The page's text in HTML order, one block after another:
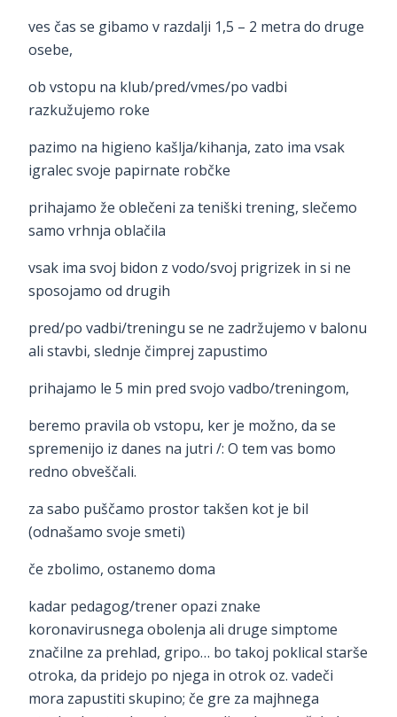
ves čas se gibamo v razdalji 1,5 – 2 metra do druge
osebe,
ob vstopu na klub/pred/vmes/po vadbi
razkužujemo roke
pazimo na higieno kašlja/kihanja, zato ima vsak
igralec svoje papirnate robčke
prihajamo že oblečeni za teniški trening, slečemo
samo vrhnja oblačila
vsak ima svoj bidon z vodo/svoj prigrizek in si ne
sposojamo od drugih
pred/po vadbi/treningu se ne zadržujemo v balonu
ali stavbi, slednje čimprej zapustimo
prihajamo le 5 min pred svojo vadbo/treningom,
beremo pravila ob vstopu, ker je možno, da se
spremenijo iz danes na jutri /: O tem vas bomo
redno obveščali.
za sabo puščamo prostor takšen kot je bil
(odnašamo svoje smeti)
če zbolimo, ostanemo doma
kadar pedagog/trener opazi znake
koronavirusnega obolenja ali druge simptome
značilne za prehlad, gripo… bo takoj poklical starše
otroka, da pridejo po njega in otrok oz. vadeči
mora zapustiti skupino; če gre za majhnega